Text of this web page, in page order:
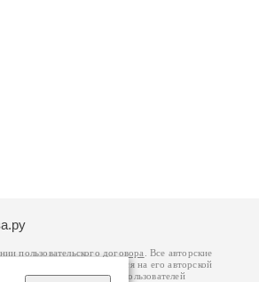
пользовательского договора
. Все авторские
вы можете обратиться на его авторской
Федерации. Данные пользователей